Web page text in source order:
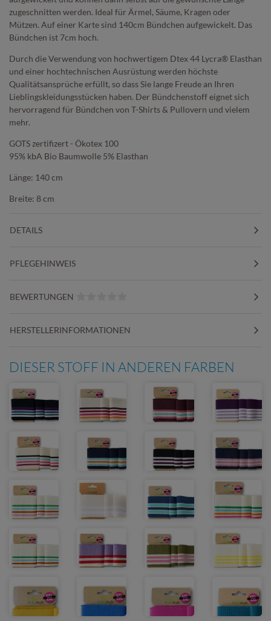
zugeschnitten werden. Ideal für Ärmel, Säume, Kragen oder
Mützen. Auf einer Karte sind 140cm Bündchen aufgewickelt. Das
Bündchen ist 7cm hoch.
Durch die Verwendung von hochwertigem Dtex 44 Lycra® Elasthan
und einer hochtechnischen Ausrüstung werden höchste
Qualitätsansprüche erfüllt, so dass Sie lange Freude an Ihren
Lieblingskleidungsstücken haben. Der Bündchenstoff eignet sich
hervorragend für Bündchen von T-Shirts & Pullovern und vielem
mehr.
GOTS zertifizert - Ökotex 100
95% kbA Bio Baumwolle 5% Elasthan
Länge: 140 cm
Breite: 8 cm
DETAILS
PFLEGEHINWEIS
BEWERTUNGEN
HERSTELLERINFORMATIONEN
DIESER STOFF IN ANDEREN FARBEN